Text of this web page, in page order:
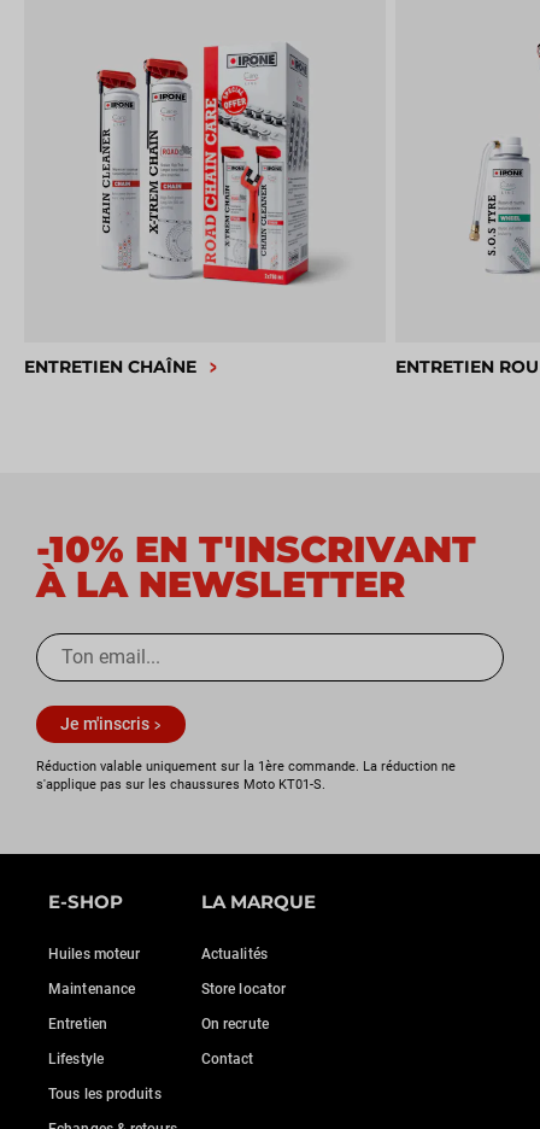
ENTRETIEN CHAÎNE ENTRETIEN
-10% EN T'INSCRIVANT
À LA NEWSLETTER
Je m'inscris
Réduction valable uniquement sur la 1ère commande. La réduction ne
s'applique pas sur les chaussures Moto KT01-S.
E-SHOP
Huiles moteur
Maintenance
Entretien
Lifestyle
Tous les produits
LA MARQUE
Actualités
Store locator
On recrute
Contact